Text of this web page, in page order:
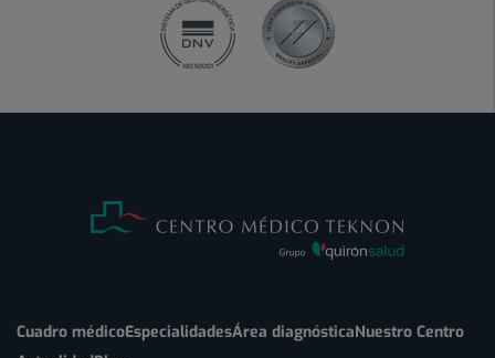
Cuadro médicoEspecialidadesÁrea diagnósticaNuestro Centro